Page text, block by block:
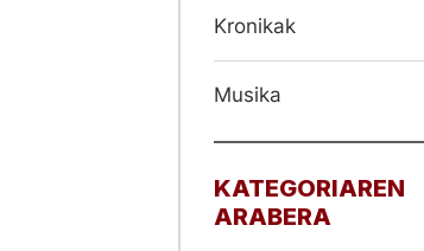
Kronikak
Musika
KATEGORIAREN
ARABERA